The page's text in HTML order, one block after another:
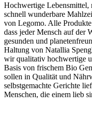
Hochwertige Lebensmittel,
schnell wunderbare
von Legomo. Alle
dass jeder Mensch auf der
gesunden und
Haltung von Natallia
wir qualitativ hochwertige
Basis von frischem Bio
sollen in Qualität und
selbstgemachte Gerichte
Menschen, die einem lieb